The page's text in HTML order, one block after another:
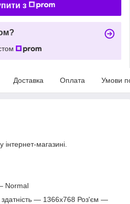
з
Доставка Оплата Умови
інтернет-магазині.
Normal
здатність — 1366х768 Роз'єм —